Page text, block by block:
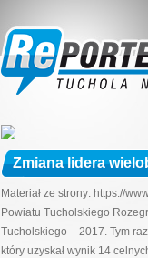
Zmiana lidera
Materiał ze strony: https://
Powiatu Tucholskiego
Tucholskiego – 2017. Tym
który uzyskał wynik 14